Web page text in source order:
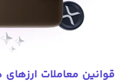
مانند بایننس، کوکوین، کوینکس و
فروش ارز دیجیتال مورد استفاده قرار
که البته باید توجه داشت با توجه
قوانین معاملات